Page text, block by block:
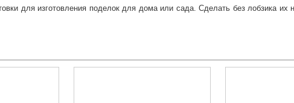
для изготовления поделок для дома или сада. Сделать без лобзика их
в наборе моделями, советуем посмотреть выпускаемые нашим
идеи по созданию уникальных поделок из дерева, то рекомендуем
подходят не только для выжигания, но и для выпиливания.